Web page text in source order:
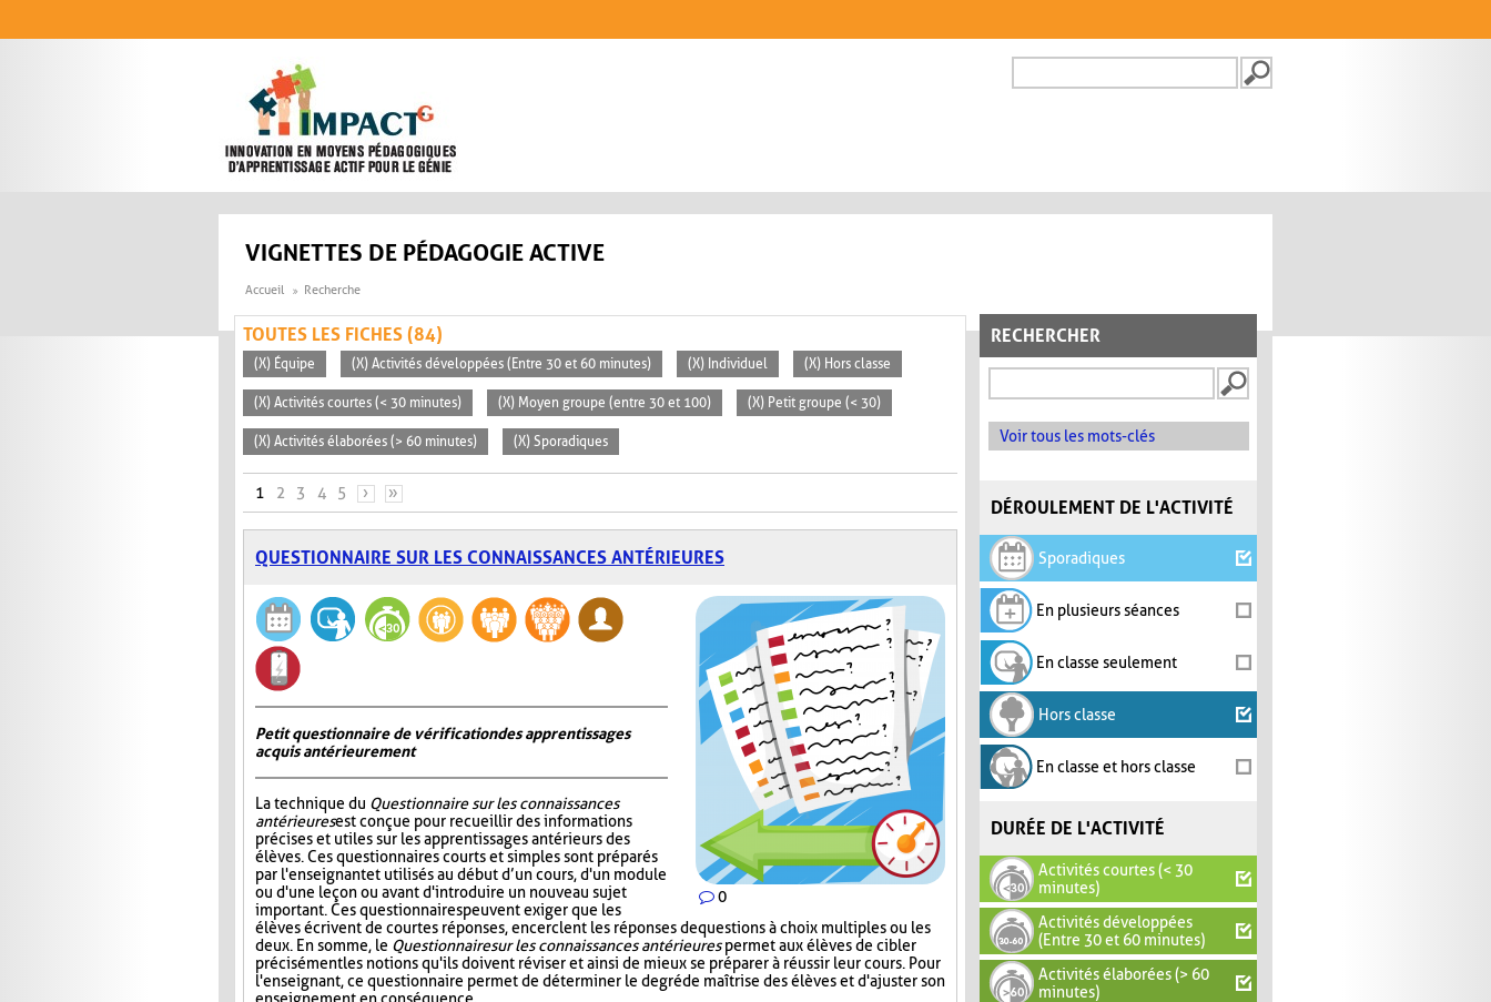
FORMULAIRE DE
VIGNETTES DE PÉDAGOGIE ACTIVE
Accueil Recherche
RECHERCHER
Voir tous les mots-clés
DÉROULEMENT DE L'ACTIVITÉ
Sporadiques
En plusieurs séances
En classe seulement
Hors classe
En classe et hors classe
DURÉE DE L'ACTIVITÉ
Activités courtes (< 30
minutes)
Activités développées
(Entre 30 et 60 minutes)
Activités élaborées (> 60
minutes)
TOUTES LES FICHES (84)
(X) Équipe (X) Activités développées (Entre 30 et 60 minutes) (X) Individuel (X) Hors classe
(X) Activités courtes (< 30 minutes) (X) Moyen groupe (entre 30 et 100) (X) Petit groupe (< 30)
(X) Activités élaborées (> 60 minutes) (X) Sporadiques
PAGES
1 2 3 4 5 › »
QUESTIONNAIRE SUR LES CONNAISSANCES ANTÉRIEURES
0
Petit questionnaire de vérification des apprentissages
acquis antérieurement
La technique du Questionnaire sur les connaissances
antérieuresest conçue pour recueillir des informations
précises et utiles sur les apprentissages antérieurs des
élèves. Ces questionnaires courts et simples sont préparés
par l'enseignant et utilisés au début d’un cours, d'un module
ou d'une leçon ou avant d'introduire un nouveau sujet
important. Ces questionnaires peuvent exiger que les
élèves écrivent de courtes réponses, encerclent les réponses de questions à choix multiples ou les
deux. En somme, le Questionnaire sur les connaissances antérieurespermet aux élèves de cibler
précisément les notions qu'ils doivent réviser et ainsi de mieux se préparer à réussir leur cours. Pour
l'enseignant, ce questionnaire permet de déterminer le degré de maîtrise des élèves et d'ajuster son